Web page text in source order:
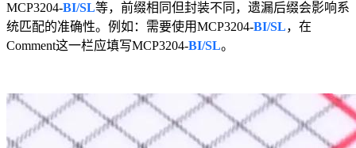
MCP3204-BI/SL等，前缀相同但封装不同，遗漏后缀会影响系
统匹配的准确性。例如：需要使用MCP3204-BI/SL，在
Comment这一栏应填写MCP3204-BI/SL。